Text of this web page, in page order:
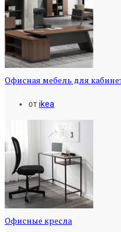
Офисная мебель для
отikea
Офисные кресла